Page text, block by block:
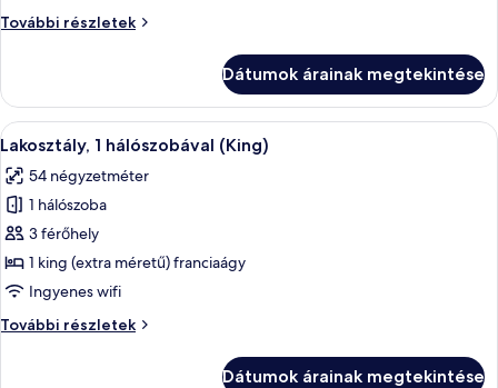
2
További részletek
Executive
ágy
további
részletei
Dátumok árainak megtekintése
A
következő
szoba
összes
képének
megtekintése:
Lakosztály,
hálószobával
Egy modern nappali kandallóval,
10
Lakosztály, 1 hálószobával (King)
54 négyzetméter
1 hálószoba
3 férőhely
1 king (extra méretű) franciaágy
Ingyenes wifi
További részletek
Lakosztály,
Dátumok árainak megtekintése